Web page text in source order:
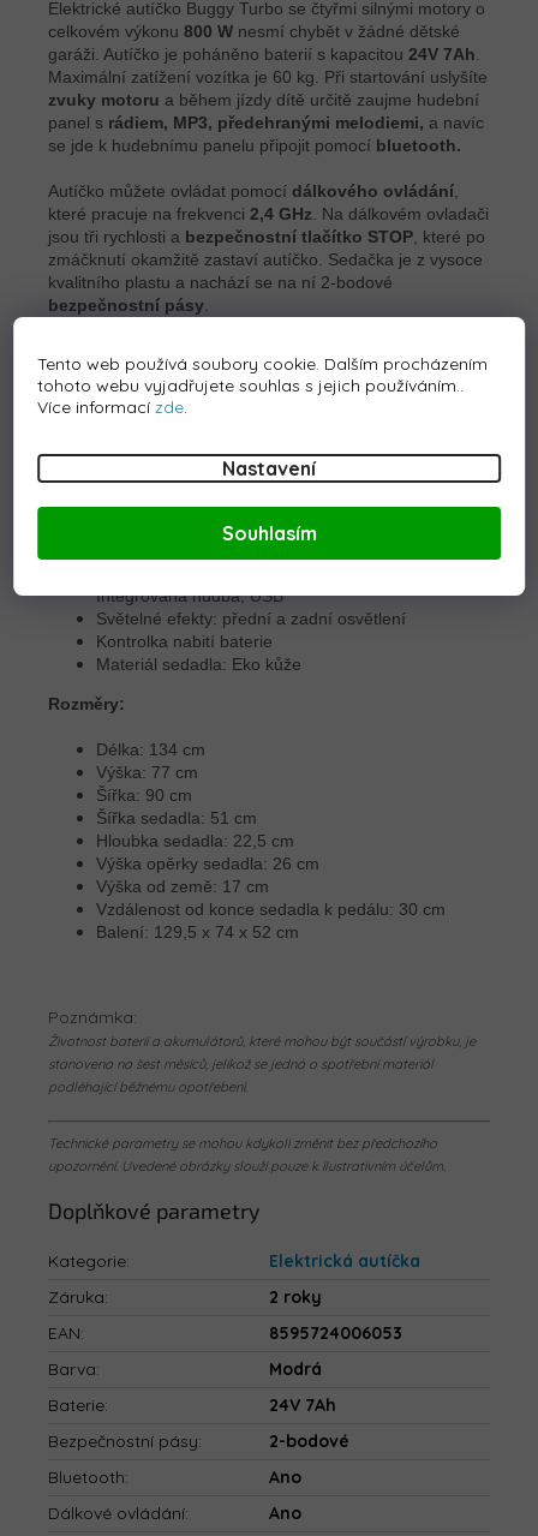
Tento web používá soubory cookie. Dalším procházením
tohoto webu vyjadřujete souhlas s jejich používáním..
Více informací zde
Nastavení
Souhlasím
Elektrické autíčko Buggy Turbo se čtyřmi silnými motory o
celkovém výkonu 800 W nesmí chybět v žádné dětské
garáži. Autíčko je poháněno baterií s kapacitou 24V 7Ah.
Maximální zatížení vozítka je 60 kg. Při startování uslyšíte
zvuky motoru a během jízdy dítě určitě zaujme hudební
panel s rádiem, MP3, předehranými melodiemi, a navíc
se jde k hudebnímu panelu připojit pomocí bluetooth.
Autíčko můžete ovládat pomocí dálkového ovládání,
které pracuje na frekvenci 2,4 GHz. Na dálkovém ovladači
jsou tři rychlosti a bezpečnostní tlačítko STOP, které po
zmáčknutí okamžitě zastaví autíčko. Sedačka je z vysoce
kvalitního plastu a nachází se na ní 2-bodové
bezpečnostní pásy.
Dálkové ovládání je napájeno dvěma 1,5V AAA
bateriemi, které nejsou součástí balení.
Baterie: 24V 7Ah
Motor: 4x200W
Integrována hudba, USB
Světelné efekty: přední a zadní osvětlení
Kontrolka nabití baterie
Materiál sedadla: Eko kůže
Rozměry:
Délka: 134 cm
Výška: 77 cm
Šířka: 90 cm
Šířka sedadla: 51 cm
Hloubka sedadla: 22,5 cm
Výška opěrky sedadla: 26 cm
Výška od země: 17 cm
Vzdálenost od konce sedadla k pedálu: 30 cm
Balení: 129,5 x 74 x 52 cm
Poznámka:
Životnost baterií a akumulátorů, které mohou být součástí výrobku, je
stanovena na šest měsíců, jelikož se jedná o spotřební materiál
podléhající běžnému opotřebení.
Technické parametry se mohou kdykoli změnit bez předchozího
upozornění. Uvedené obrázky slouží pouze k ilustrativním účelům.
Doplňkové parametry
Kategorie:
Elektrická autíčka
Záruka:
2 roky
EAN:
8595724006053
Barva:
Modrá
Baterie:
24V 7Ah
Bezpečnostní pásy:
2-bodové
Bluetooth:
Ano
Dálkové ovládání:
Ano